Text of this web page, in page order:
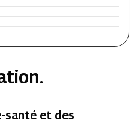
santé et des